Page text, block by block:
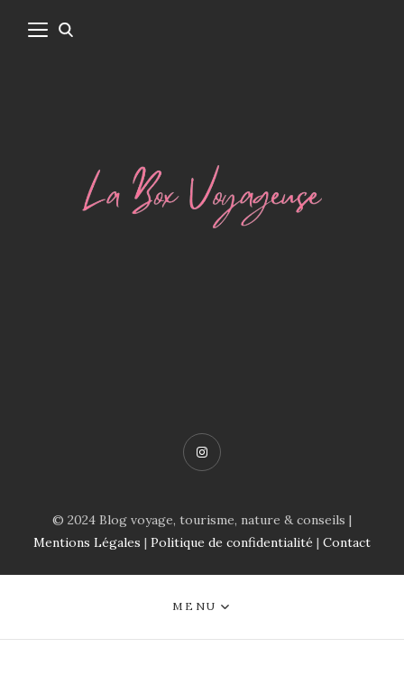
Instagram
© 2024 Blog voyage, tourisme, nature & conseils |
Mentions Légales | Politique de confidentialité | Contact
MENU